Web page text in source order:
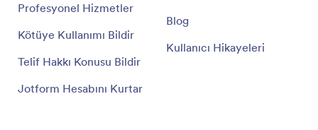
Profesyonel Hizmetler
Kötüye Kullanımı Bildir
Telif Hakkı Konusu Bildir
Jotform Hesabını Kurtar
Blog
Kullanıcı Hikayeleri